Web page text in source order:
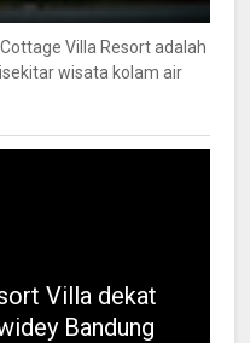
Villa Resort adalah
wisata kolam air
Villa dekat
Bandung